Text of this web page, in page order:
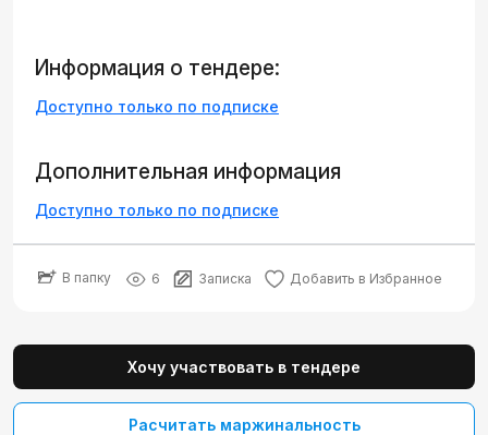
Информация о тендере:
Доступно только по подписке
Дополнительная информация
Доступно только по подписке
В папку 6 Записка Добавить в Избранное
Хочу участвовать в тендере
Расчитать маржинальность